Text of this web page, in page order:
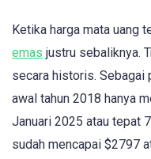
Ketika harga mata uang
emas justru sebaliknya.
secara historis. Sebagai
awal tahun 2018 hanya
Januari 2025 atau tepat
sudah mencapai $2797